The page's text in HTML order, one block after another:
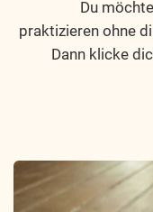
Du
praktizieren ohne
Dann klicke